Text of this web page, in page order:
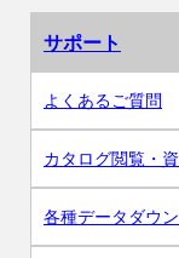
サポート
よくあるご質問
カタログ閲覧・
各種データダウ